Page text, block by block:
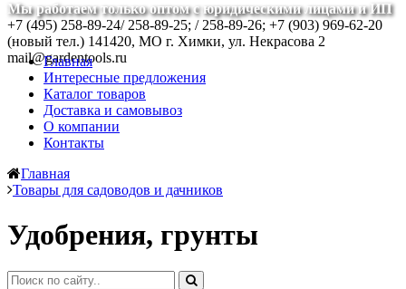
Мы работаем только оптом с юридическими лицами и ИП
+7 (495) 258-89-24/ 258-89-25; / 258-89-26; +7 (903) 969-62-20
(новый тел.) 141420, МО г. Химки, ул. Некрасова 2
mail@gardentools.ru
Главная
Интересные предложения
Каталог товаров
Доставка и самовывоз
О компании
Контакты
Главная
Товары для садоводов и дачников
Удобрения, грунты